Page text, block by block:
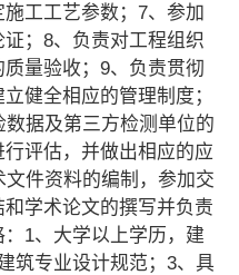
工工艺参数；7、参加
；8、负责对工程组织
量验收；9、负责贯彻
健全相应的管理制度；
据及第三方检测单位的
评估，并做出相应的应
件资料的编制，参加交
学术论文的撰写并负责
1、大学以上学历，建
筑专业设计规范；3、具